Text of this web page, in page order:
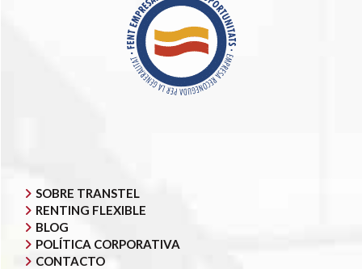
SOBRE TRANSTEL
RENTING FLEXIBLE
BLOG
POLÍTICA CORPORATIVA
CONTACTO